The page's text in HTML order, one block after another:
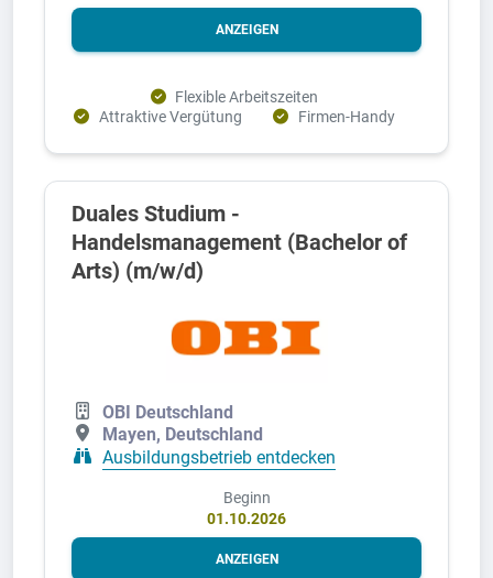
ANZEIGEN
Flexible Arbeitszeiten
Attraktive Vergütung
Firmen-Handy
Duales Studium -
Handelsmanagement (Bachelor of
Arts) (m/w/d)
OBI Deutschland
Mayen, Deutschland
Ausbildungsbetrieb entdecken
Beginn
01.10.2026
ANZEIGEN